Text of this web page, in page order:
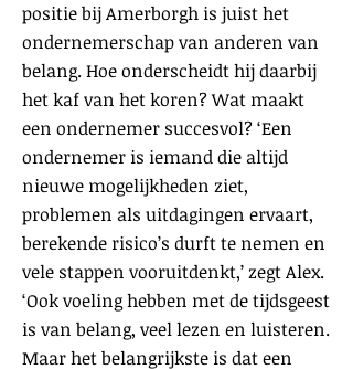
positie bij Amerborgh is juist het
ondernemerschap van anderen van
belang. Hoe onderscheidt hij daarbij
het kaf van het koren? Wat maakt
een ondernemer succesvol? ‘Een
ondernemer is iemand die altijd
nieuwe mogelijkheden ziet,
problemen als uitdagingen ervaart,
berekende risico’s durft te nemen en
vele stappen vooruitdenkt,’ zegt Alex.
‘Ook voeling hebben met de tijdsgeest
is van belang, veel lezen en luisteren.
Maar het belangrijkste is dat een